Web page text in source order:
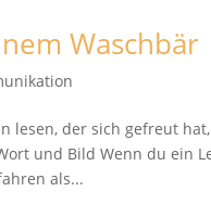
Waschbär
lesen, der sich gefreut
und Bild Wenn du ein
als...